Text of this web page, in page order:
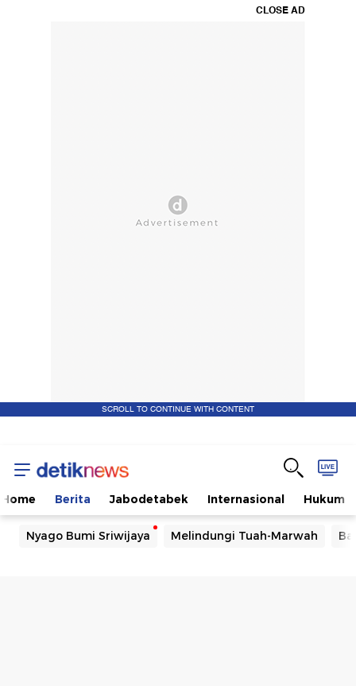
CLOSE AD
SCROLL TO CONTINUE WITH CONTENT
Home Berita Jabodetabek Internasional Hukum
Nyago Bumi Sriwijaya Melindungi Tuah-Marwah